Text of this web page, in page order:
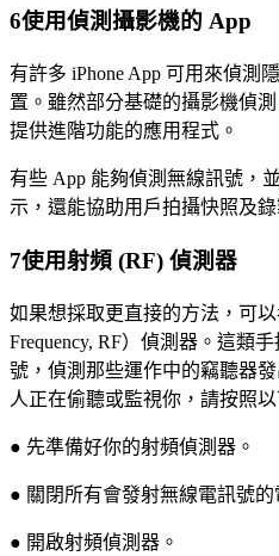
6使用偵測攝影機的 App
有許多 iPhone App 可用來偵測
置。雖然部分基礎的攝影機偵
提供進階功能的應用程式。
有些 App 能夠偵測無線訊號，
示，還能協助用戶拍攝快照及
7使用射頻 (RF) 偵測器
如果想採取更直接的方法，可
Frequency, RF）偵測器。這類
號，偵測那些運作中的竊聽器
人正在偷聽或監視你，請按照以
● 先準備好你的射頻偵測器。
● 關閉所有會發射無線電訊號的
● 開啟射頻偵測器。